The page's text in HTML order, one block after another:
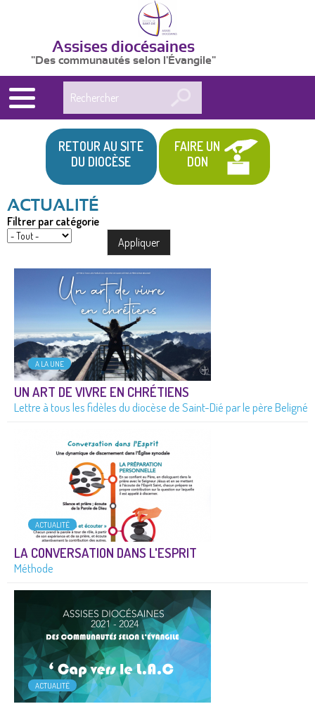
Assises diocésaines
"Des communautés selon l'Évangile"
RETOUR AU SITE
DU DIOCÈSE
FAIRE UN
DON
Filtrer par catégorie
A LA UNE
UN ART DE VIVRE EN CHRÉTIENS
Lettre à tous les fidèles du diocèse de Saint-Dié par le père Beligné
ACTUALITÉ
LA CONVERSATION DANS L'ESPRIT
Méthode
ACTUALITÉ